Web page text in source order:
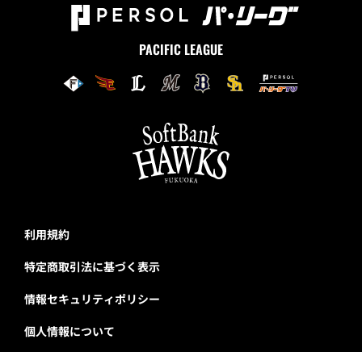
PACIFIC LEAGUE
利用規約
特定商取引法に基づく表示
情報セキュリティポリシー
個人情報について